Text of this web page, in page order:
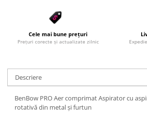
Cele mai bune prețuri
Prețuri corecte și actualizate zilnic
Descriere
BenBow PRO Aer comprimat Aspirator cu
rotativă din metal și furtun